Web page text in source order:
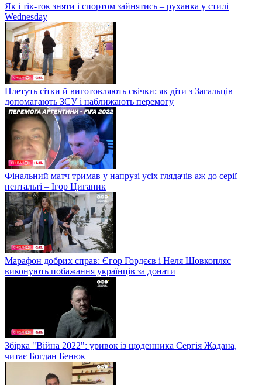
Як і тік-ток зняти і спортом зайнятись – руханка у стилі
Wednesday
Плетуть сітки й виготовляють свічки: як діти з Загальців
допомагають ЗСУ і наближають перемогу
Фінальний матч тримав у напрузі усіх глядачів аж до серії
пентальті – Ігор Циганик
Марафон добрих справ: Єгор Гордєєв і Неля Шовкопляс
виконують побажання українців за донати
Збірка "Війна 2022": уривок із щоденника Сергія Жадана,
читає Богдан Бенюк